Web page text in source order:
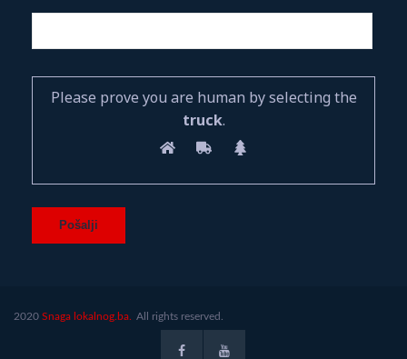
Please prove you are human by selecting the
truck.
2020 Snaga lokalnog.ba. All rights reserved.